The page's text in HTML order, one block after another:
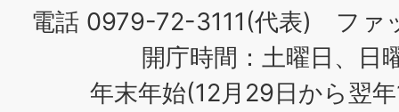
電話 0979-72-3111(代表) ファ
開庁時間：土曜日、日
年末年始(12月29日から翌